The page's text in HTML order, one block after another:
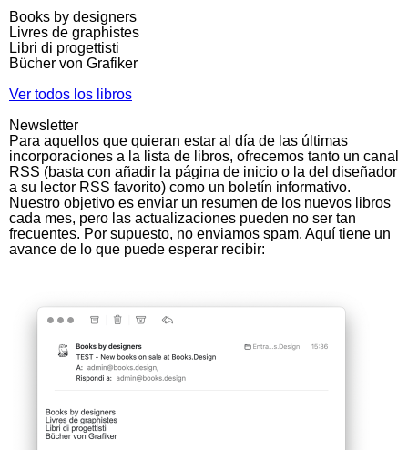
Books by designers
Livres de graphistes
Libri di progettisti
Bücher von Grafiker
Ver todos los libros
Newsletter
Para aquellos que quieran estar al día de las últimas
incorporaciones a la lista de libros, ofrecemos tanto un canal
RSS (basta con añadir la página de inicio o la del diseñador
a su lector RSS favorito) como un boletín informativo.
Nuestro objetivo es enviar un resumen de los nuevos libros
cada mes, pero las actualizaciones pueden no ser tan
frecuentes. Por supuesto, no enviamos spam. Aquí tiene un
avance de lo que puede esperar recibir: